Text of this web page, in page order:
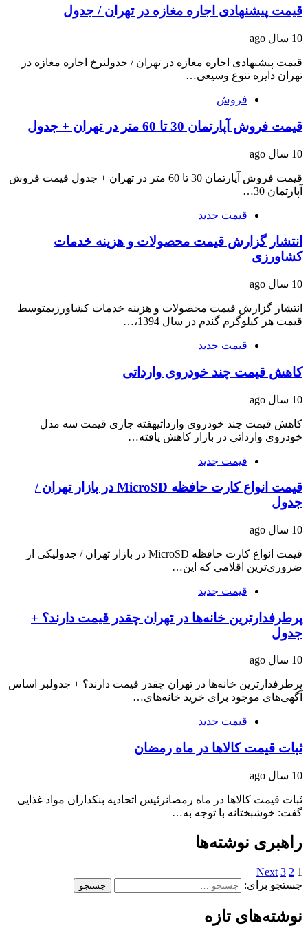
قیمت پیشنهادی اجاره مغازه در تهران / جدول
10 سال ago
قیمت پیشنهادی اجاره مغازه در تهران / جدولنرخ اجاره مغازه در
تهران دایره تنوع وسیعی…
فروش
قیمت فروش آپارتمان 30 تا 60 متر در تهران + جدول
10 سال ago
قیمت فروش آپارتمان 30 تا 60 متر در تهران + جدول قیمت فروش
آپارتمان 30…
قیمت جدید
انتشار گزارش قیمت محصولات و هزینه خدمات
کشاورزی
10 سال ago
انتشار گزارش قیمت محصولات و هزینه خدمات کشاورزیمتوسط
قیمت هر کیلوگرم گندم در سال 1394،…
قیمت جدید
کاهش قیمت چند خودروی وارداتی
10 سال ago
کاهش قیمت چند خودروی وارداتیهفته جاری قیمت سه مدل
خودروی وارداتی در بازار کاهش یافته…
قیمت جدید
قیمت انواع کارت حافظه MicroSD در بازار تهران /
جدول
10 سال ago
قیمت انواع کارت حافظه MicroSD در بازار تهران / جدولیکی از
ضروری‌ترین اقلامی که این…
قیمت جدید
پرطرفدارترین خانه‌ها در تهران چقدر قیمت دارند؟ +
جدول
10 سال ago
پرطرفدارترین خانه‌ها در تهران چقدر قیمت دارند؟ + جدولبر اساس
آگهی‌های موجود برای خرید خانه‌های…
قیمت جدید
ثبات قیمت کالاها در ماه رمضان
10 سال ago
ثبات قیمت کالاها در ماه رمضانرئیس اتحادیه بنکداران مواد غذایی
گفت: خوشبختانه با توجه به…
راهبری نوشته‌ها
1
2
3
Next
جستجو برای:
نوشته‌های تازه